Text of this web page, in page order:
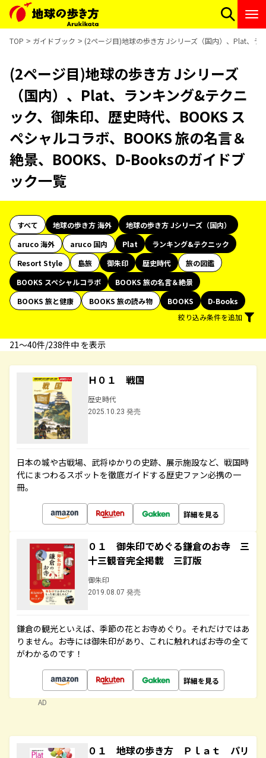
TOP ガイドブック (2ページ目)地球の歩き方 Jシリーズ（国内）、Plat、ラ
(2ページ目)地球の歩き方 Jシリーズ
（国内）、Plat、ランキング&テクニ
ック、御朱印、歴史時代、BOOKS ス
ペシャルコラボ、BOOKS 旅の名言＆
絶景、BOOKS、D-Booksのガイドブ
ック一覧
すべて 地球の歩き方 海外
地球の歩き方 Jシリーズ（国内）
aruco 海外
aruco 国内 Plat
ランキング&テクニック
Resort Style
島旅 御朱印 歴史時代
旅の図鑑
BOOKS スペシャルコラボ
BOOKS 旅の名言＆絶景
BOOKS 旅と健康
BOOKS 旅の読み物 BOOKS
D-Books
絞り込み条件を追加
21〜40件/238件中 を表示
Ｈ０１ 戦国
歴史時代
2025.10.23 発売
日本の城や古戦場、武将ゆかりの史跡、展示施設など、戦国時
代にまつわるスポットを徹底ガイドする歴史ファン必携の一
冊。
詳細を見る
０１ 御朱印でめぐる鎌倉のお寺 三
十三観音完全掲載 三訂版
御朱印
2019.08.07 発売
鎌倉の観光といえば、季節の花とお寺めぐり。それだけではあ
りません。お寺には御朱印があり、これに触れればお寺の全て
がわかるのです！
詳細を見る
AD
０１ 地球の歩き方 Ｐｌａｔ パリ